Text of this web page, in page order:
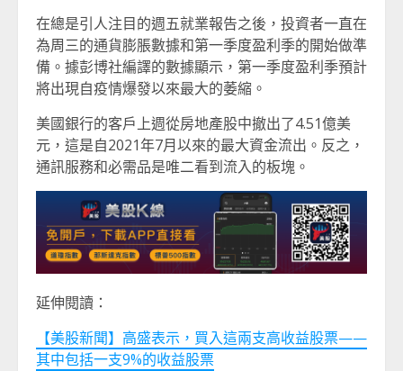
在總是引人注目的週五就業報告之後，投資者一直在
為周三的通貨膨脹數據和第一季度盈利季的開始做準
備。據彭博社編譯的數據顯示，第一季度盈利季預計
將出現自疫情爆發以來最大的萎縮。
美國銀行的客戶上週從房地產股中撤出了4.51億美
元，這是自2021年7月以來的最大資金流出。反之，
通訊服務和必需品是唯二看到流入的板塊。
延伸閱讀：
【美股新聞】高盛表示，買入這兩支高收益股票——
其中包括一支9%的收益股票